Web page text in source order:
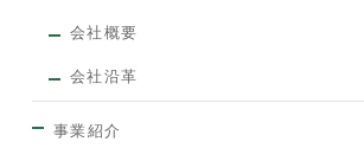
会社概要
会社沿革
事業紹介